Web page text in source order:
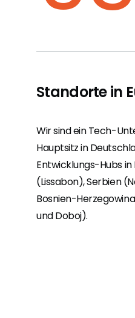
Standorte in
Wir sind ein Tech-
Hauptsitz in
Entwicklungs-Hubs
(Lissabon), Serbien
Bosnien-
und Doboj).